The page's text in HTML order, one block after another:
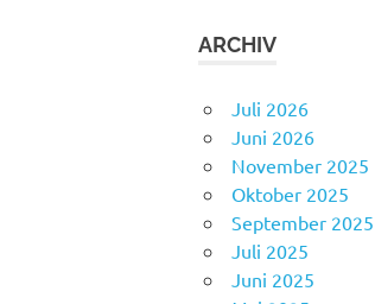
ARCHIV
Juli 2026
Juni 2026
November 2025
Oktober 2025
September 2025
Juli 2025
Juni 2025